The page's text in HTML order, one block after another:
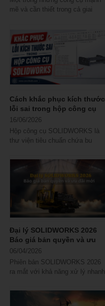
mẽ và cần thiết trong cả giai
Cách khắc phục kích thước
lỗi sai trong hộp công cụ
SOLIDWORKS
16/06/2026
Hộp công cụ SOLIDWORKS là
thư viện tiêu chuẩn chứa bu
người dùng...
Đại lý SOLIDWORKS 2026
Báo giá bản quyền và ưu
đãi mới
06/04/2026
Phiên bản SOLIDWORKS 2026
ra mắt với khả năng xử lý nhanh
trải nghiệm...